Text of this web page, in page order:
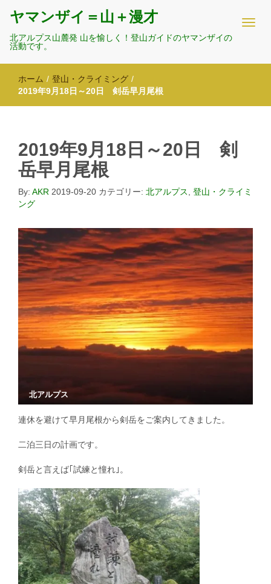
ヤマンザイ＝山＋漫才
北アルプス山麓発 山を愉しく！登山ガイドのヤマンザイの
活動です。
ホーム / 登山・クライミング /
2019年9月18日～20日 剣岳早月尾根
2019年9月18日～20日 剣
岳早月尾根
By: AKR 2019-09-20 カテゴリー: 北アルプス
登山・クライミ
ング
北アルプス
連休を避けて早月尾根から剣岳をご案内してきました。
二泊三日の計画です。
剣岳と言えば｢試練と憧れ｣。